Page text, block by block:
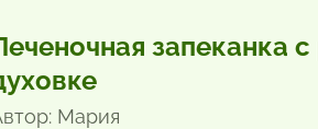
запеканка
Мария